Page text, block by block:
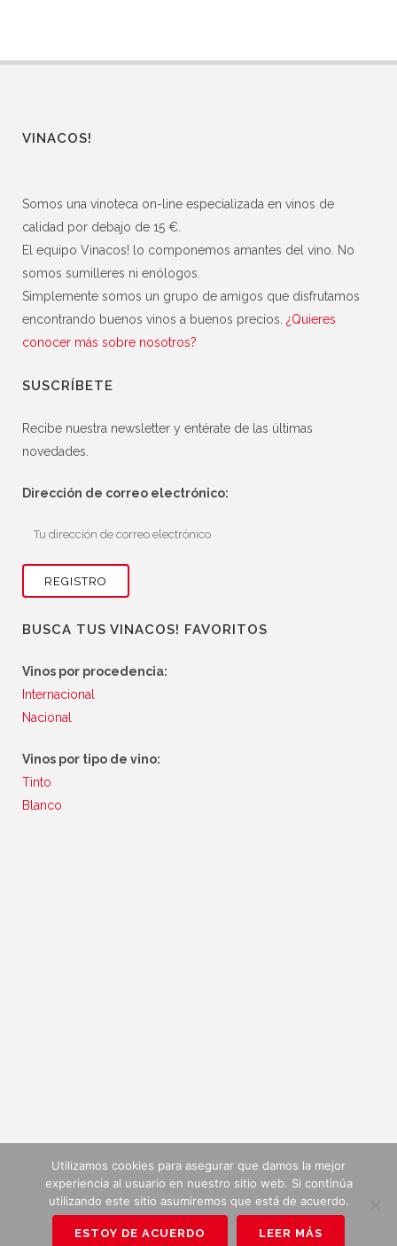
VINACOS!
Somos una vinoteca on-line especializada en vinos de
calidad por debajo de 15 €.
El equipo Vinacos! lo componemos amantes del vino. No
somos sumilleres ni enólogos.
Simplemente somos un grupo de amigos que disfrutamos
encontrando buenos vinos a buenos precios. ¿Quieres
conocer más sobre nosotros?
SUSCRÍBETE
Recibe nuestra newsletter y entérate de las últimas
novedades.
Dirección de correo electrónico:
BUSCA TUS VINACOS! FAVORITOS
Vinos por procedencia:
Internacional
Nacional
Vinos por tipo de vino:
Tinto
Blanco
Pagos y Envíos |Términos y Condiciones Política de Privacidad
Utilizamos cookies para asegurar que damos la mejor
experiencia al usuario en nuestro sitio web. Si continúa
utilizando este sitio asumiremos que está de acuerdo.
ESTOY DE ACUERDO LEER MÁS